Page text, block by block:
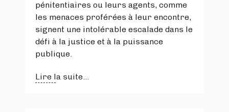
pénitentiaires ou leurs agents, comme
les menaces proférées à leur encontre,
signent une intolérable escalade dans le
défi à la justice et à la puissance
publique.
Lire la suite...